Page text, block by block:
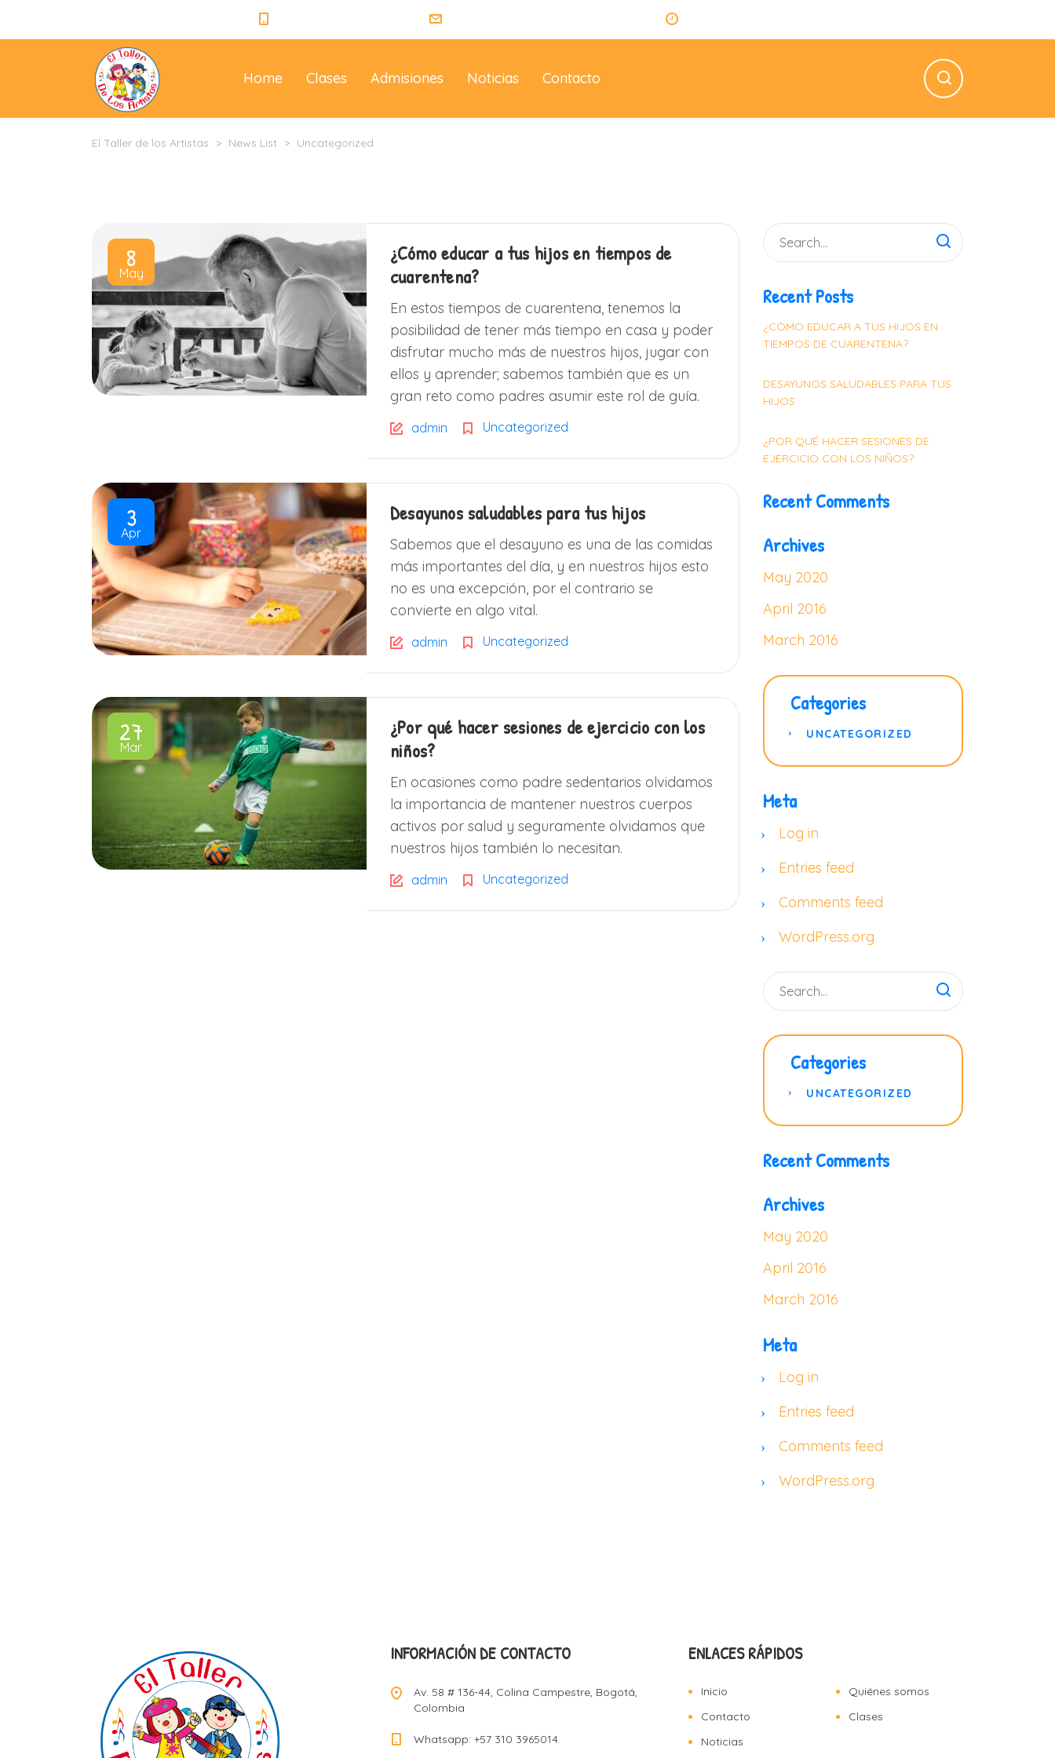
Home Clases Admisiones Noticias Contacto
El Taller de los Artistas > News List > Uncategorized
8
May
¿Cómo educar a tus hijos en tiempos de
cuarentena?
En estos tiempos de cuarentena, tenemos la
posibilidad de tener más tiempo en casa y poder
disfrutar mucho más de nuestros hijos, jugar con
ellos y aprender; sabemos también que es un
gran reto como padres asumir este rol de guía.
admin Uncategorized
3
Apr
Desayunos saludables para tus hijos
Sabemos que el desayuno es una de las comidas
más importantes del día, y en nuestros hijos esto
no es una excepción, por el contrario se
convierte en algo vital.
admin Uncategorized
27
Mar
¿Por qué hacer sesiones de ejercicio con los
niños?
En ocasiones como padre sedentarios olvidamos
la importancia de mantener nuestros cuerpos
activos por salud y seguramente olvidamos que
nuestros hijos también lo necesitan.
admin Uncategorized
Recent Posts
¿CÓMO EDUCAR A TUS HIJOS EN
TIEMPOS DE CUARENTENA?
DESAYUNOS SALUDABLES PARA TUS
HIJOS
¿POR QUÉ HACER SESIONES DE
EJERCICIO CON LOS NIÑOS?
Recent Comments
Archives
May 2020
April 2016
March 2016
Categories
UNCATEGORIZED
Meta
Log in
Entries feed
Comments feed
WordPress.org
Categories
UNCATEGORIZED
Recent Comments
Archives
May 2020
April 2016
March 2016
Meta
Log in
Entries feed
Comments feed
WordPress.org
INFORMACIÓN DE CONTACTO
Av. 58 # 136-44, Colina Campestre, Bogotá,
Colombia
Whatsapp: +57 310 3965014
ENLACES RÁPIDOS
Inicio
Quiénes somos
Contacto
Clases
Noticias